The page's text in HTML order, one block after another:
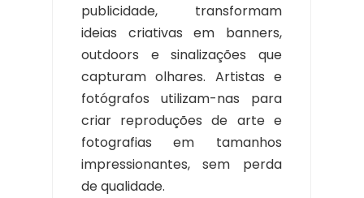
publicidade, transformam
ideias criativas em banners,
outdoors e sinalizações que
capturam olhares. Artistas e
fotógrafos utilizam-nas para
criar reproduções de arte e
fotografias em tamanhos
impressionantes, sem perda
de qualidade.